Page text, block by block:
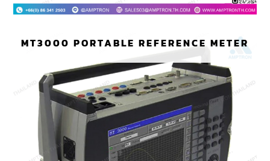
MT3000 PORTABLE REFERENCE METER